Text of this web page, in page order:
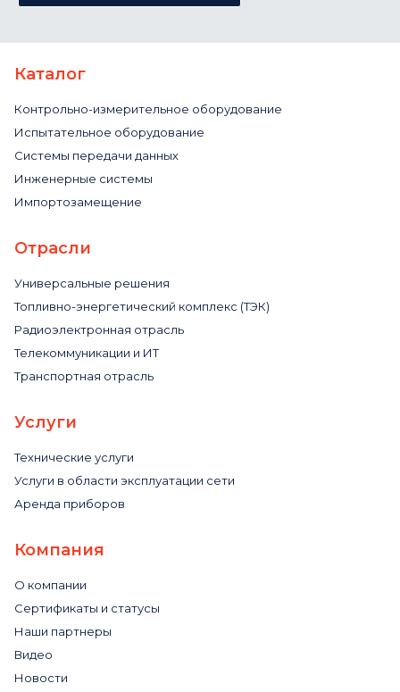
Каталог
Контрольно-измерительное оборудование
Испытательное оборудование
Системы передачи данных
Инженерные системы
Импортозамещение
Отрасли
Универсальные решения
Топливно-энергетический комплекс (ТЭК)
Радиоэлектронная отрасль
Телекоммуникации и ИТ
Транспортная отрасль
Услуги
Технические услуги
Услуги в области эксплуатации сети
Аренда приборов
Компания
О компании
Сертификаты и статусы
Наши партнеры
Видео
Новости